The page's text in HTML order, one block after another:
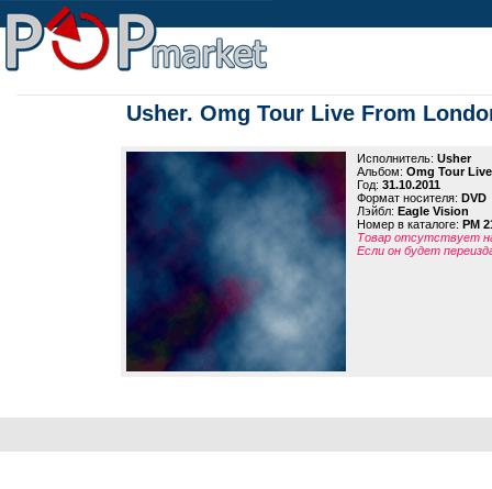
Usher. Omg Tour Live From
Исполнитель: Usher
Альбом: Omg Tour
Год: 31.10.2011
Формат носителя: DVD
Лэйбл: Eagle Vision
Номер в каталоге: PM
Товар отсутствует
Если он будет